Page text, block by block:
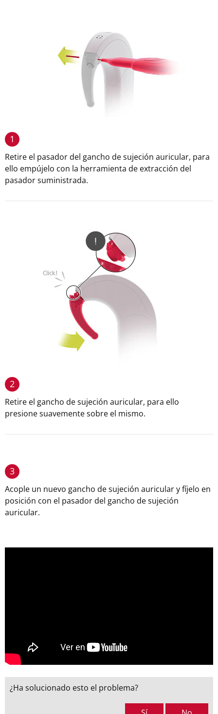
1
Retire el pasador del gancho de sujeción auricular, para
ello empújelo con la herramienta de extracción del
pasador suministrada.
2
Retire el gancho de sujeción auricular, para ello
presione suavemente sobre el mismo.
3
Acople un nuevo gancho de sujeción auricular y fíjelo en
posición con el pasador del gancho de sujeción
auricular.
¿Ha solucionado esto el problema?